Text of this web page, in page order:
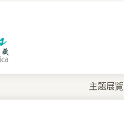
主題展覽